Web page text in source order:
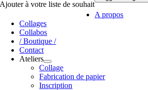
Ajouter à votre liste de souhait
A propos
Collages
Collabos
/ Boutique /
Contact
Ateliers
Collage
Fabrication de papier
Inscription